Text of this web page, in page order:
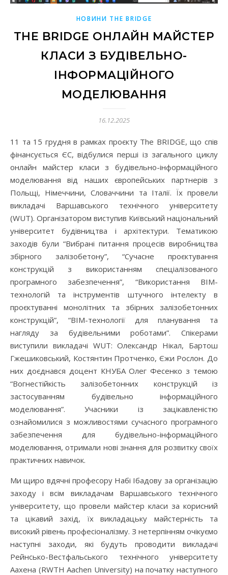
НОВИНИ THE BRIDGE
ТHE BRIDGE ОНЛАЙН МАЙСТЕР
КЛАСИ З БУДІВЕЛЬНО-
ІНФОРМАЦІЙНОГО
МОДЕЛЮВАННЯ
16.12.2025
11 та 15 грудня в рамках проєкту The BRIDGE, що спів
фінансується ЄС, відбулися перші із загального циклу
онлайн майстер класи з будівельно-інформаційного
моделювання від наших європейських партнерів з
Польщі, Німеччини, Словаччини та Італії. Їх провели
викладачі Варшавського технічного університету
(WUT). Організатором виступив Київський національний
університет будівництва і архітектури. Тематикою
заходів були “Вибрані питання процесів виробництва
збірного залізобетону”, “Сучасне проєктування
конструкцій з використанням спеціалізованого
програмного забезпечення”, “Використання BIM-
технологій та інструментів штучного інтелекту в
проєктуванні монолітних та збірних залізобетонних
конструкцій”, “BIM-технології для планування та
нагляду за будівельними роботами”. Спікерами
виступили викладачі WUT: Олександр Нікал, Бартош
Гжешиковський, Костянтин Протченко, Єжи Рослон. До
них доєднався доцент КНУБА Олег Фесенко з темою
“Вогнестійкість залізобетонних конструкцій із
застосуванням будівельно інформаційного
моделювання”. Учасники із зацікавленістю
ознайомилися з можливостями сучасного програмного
забезпечення для будівельно-інформаційного
моделювання, отримали нові знання для розвитку своїх
практичних навичок.
Ми щиро вдячні професору Набі Ібадову за організацію
заходу і всім викладачам Варшавського технічного
університету, що провели майстер класи за корисний
та цікавий захід, їх викладацьку майстерність та
високий рівень професіоналізму. З нетерпінням очікуємо
наступні заходи, які будуть проводити викладачі
Рейнсько-Вестфальського технічного університету
Аахена (RWTH Aachen University) на початку наступного